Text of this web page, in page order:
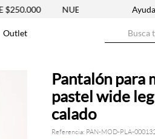
NUEVA COLECCIÓN ENTRA YA Ayuda
Outlet
Pantalón para
pastel wide
calado
Referencia: PAN-MOD-PLA-